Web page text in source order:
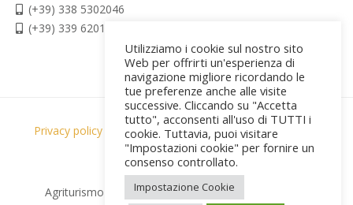
(+39) 338 5302046
(+39) 339 6201267
Agriturismo Belvedere © 2026 All Rights Reserved |
Privacy policy & Cookies
Termini & Condizioni
Credits [PR]
Utilizziamo i cookie sul nostro sito
Web per offrirti un'esperienza di
navigazione migliore ricordando le
tue preferenze anche alle visite
successive. Cliccando su "Accetta
tutto", acconsenti all'uso di TUTTI i
cookie. Tuttavia, puoi visitare
"Impostazioni cookie" per fornire un
consenso controllato.
Impostazione Cookie